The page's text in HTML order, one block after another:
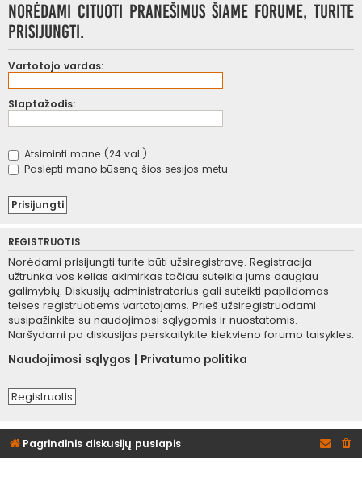
Norėdami cituoti pranešimus šiame forume, turite
prisijungti.
Vartotojo vardas:
Slaptažodis:
Atsiminti mane (24 val.)
Paslėpti mano būseną šios sesijos metu
REGISTRUOTIS
Norėdami prisijungti turite būti užsiregistravę. Registracija
užtrunka vos kelias akimirkas tačiau suteikia jums daugiau
galimybių. Diskusijų administratorius gali suteikti papildomas
teises registruotiems vartotojams. Prieš užsiregistruodami
susipažinkite su naudojimosi sąlygomis ir nuostatomis.
Naršydami po diskusijas perskaitykite kiekvieno forumo taisykles.
Naudojimosi sąlygos
Privatumo politika
Registruotis
Pagrindinis diskusijų puslapis